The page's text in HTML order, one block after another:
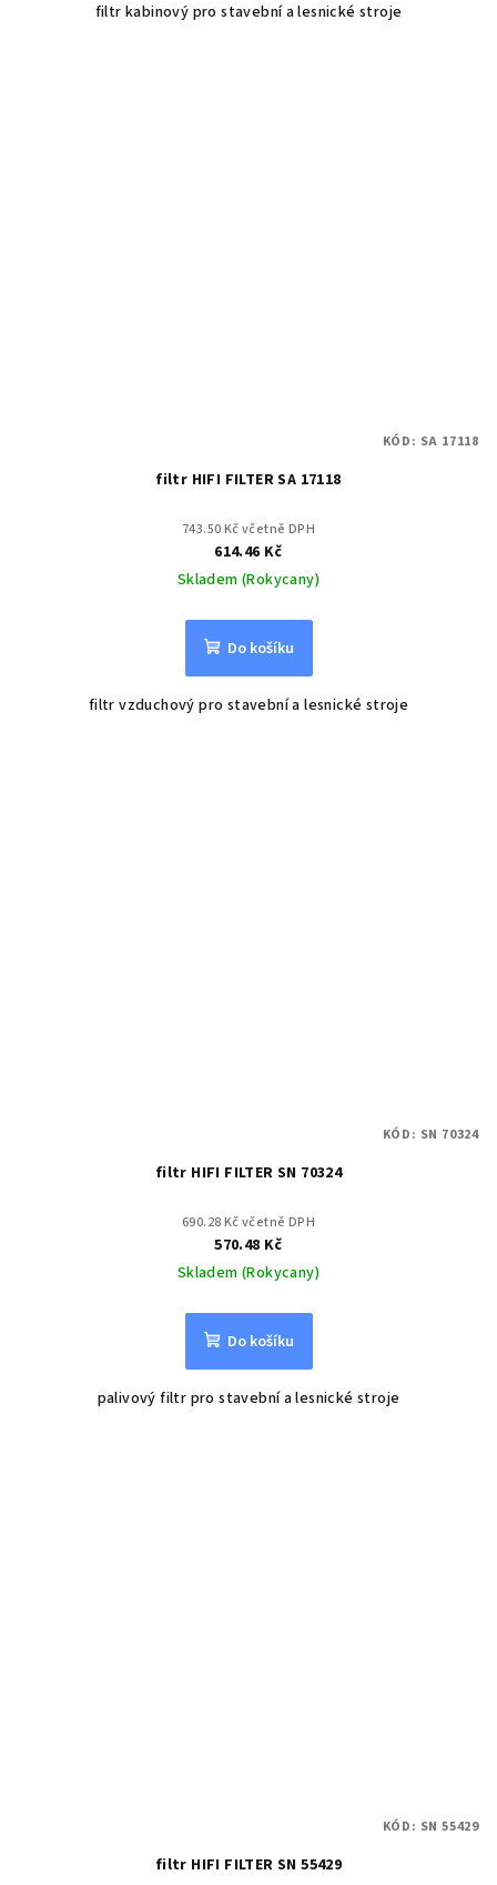
filtr kabinový pro stavební a lesnické stroje
filtr HIFI FILTER SA 17118
743.50 Kč včetně DPH
614.46 Kč
Skladem (Rokycany)
Do košíku
filtr vzduchový pro stavební a lesnické stroje
KÓD: SA 17118
filtr HIFI FILTER SN 70324
690.28 Kč včetně DPH
570.48 Kč
Skladem (Rokycany)
Do košíku
palivový filtr pro stavební a lesnické stroje
KÓD: SN 70324
filtr HIFI FILTER SN 55429
KÓD: SN 55429